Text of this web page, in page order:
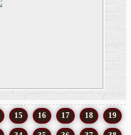
15 16 17 18 19